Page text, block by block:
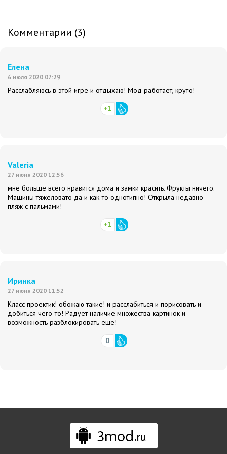
Комментарии (3)
Елена
6 июля 2020 07:29
Расслабляюсь в этой игре и отдыхаю! Мод работает, круто!
+1
Valeria
27 июня 2020 12:56
мне больше всего нравится дома и замки красить. Фрукты ничего.
Машины тяжеловато да и как-то однотипно! Открыла недавно
пляж с пальмами!
+1
Иринка
27 июня 2020 11:52
Класс проектик! обожаю такие! и расслабиться и порисовать и
добиться чего-то! Радует наличие множества картинок и
возможность разблокировать еще!
0